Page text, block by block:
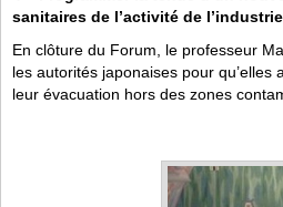
sanitaires de l’activité de
En clôture du Forum, le professeur
les autorités japonaises pour
leur évacuation hors des zones